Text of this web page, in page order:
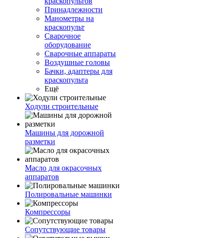
Принадлежности
Манометры на
краскопульт
Сварочное
оборудование
Сварочные аппараты
Воздушные головы
Бачки, адаптеры для
краскопульта
Ещё
Ходули строительные
Машины для дорожной
разметки
Масло для окрасочных
аппаратов
Полировальные машинки
Компрессоры
Сопутствующие товары